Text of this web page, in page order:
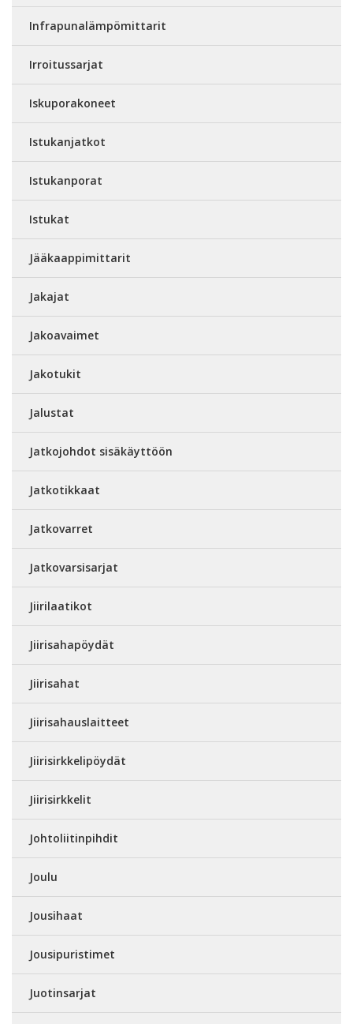
Infrapunalämpömittarit
Irroitussarjat
Iskuporakoneet
Istukanjatkot
Istukanporat
Istukat
Jääkaappimittarit
Jakajat
Jakoavaimet
Jakotukit
Jalustat
Jatkojohdot sisäkäyttöön
Jatkotikkaat
Jatkovarret
Jatkovarsisarjat
Jiirilaatikot
Jiirisahapöydät
Jiirisahat
Jiirisahauslaitteet
Jiirisirkkelipöydät
Jiirisirkkelit
Johtoliitinpihdit
Joulu
Jousihaat
Jousipuristimet
Juotinsarjat